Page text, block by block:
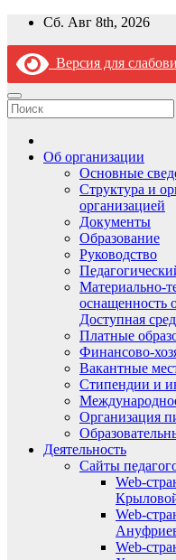
Перейти
содержимому
Сб. Авг 8th, 2026
Версия для
Об организации
Основные
Структура и
организацией
Документы
Образование
Руководство
Материально-
оснащенность
Доступная
Платные
Финансово-
Вакантные
Стипендии и
Организация
Деятельность
Сайты
Web-
Web-
Web-